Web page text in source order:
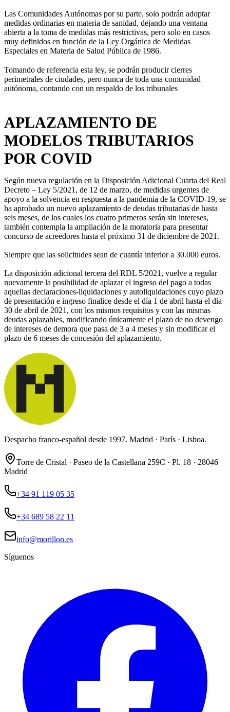
Las Comunidades Autónomas por su parte, solo podrán adoptar
medidas ordinarias en materia de sanidad, dejando una ventana
abierta a la toma de medidas más restrictivas, pero solo en casos
muy definidos en función de la Ley Orgánica de Medidas
Especiales en Materia de Salud Pública de 1986.
Tomando de referencia esta ley, se podrán producir cierres
perimetrales de ciudades, pero nunca de toda una comunidad
autónoma, contando con un respaldo de los tribunales
APLAZAMIENTO DE
MODELOS TRIBUTARIOS
POR COVID
Según nueva regulación en la Disposición Adicional Cuarta del Real
Decreto – Ley 5/2021, de 12 de marzo, de medidas urgentes de
apoyo a la solvencia en respuesta a la pandemia de la COVID-19, se
ha aprobado un nuevo aplazamiento de deudas tributarias de hasta
seis meses, de los cuales los cuatro primeros serán sin intereses,
también contempla la ampliación de la moratoria para presentar
concurso de acreedores hasta el próximo 31 de diciembre de 2021.
Siempre que las solicitudes sean de cuantía inferior a 30.000 euros.
La disposición adicional tercera del RDL 5/2021, vuelve a regular
nuevamente la posibilidad de aplazar el ingreso del pago a todas
aquellas declaraciones-liquidaciones y autoliquidaciones cuyo plazo
de presentación e ingreso finalice desde el día 1 de abril hasta el día
30 de abril de 2021, con los mismos requisitos y con las mismas
deudas aplazables, modificando únicamente el plazo de no devengo
de intereses de demora que pasa de 3 a 4 meses y sin modificar el
plazo de 6 meses de concesión del aplazamiento.
Despacho franco-español desde 1997. Madrid · París · Lisboa.
Torre de Cristal · Paseo de la Castellana 259C · Pl. 18 · 28046
Madrid
+34 91 119 05 35
+34 689 58 22 11
info@morillon.es
Síguenos